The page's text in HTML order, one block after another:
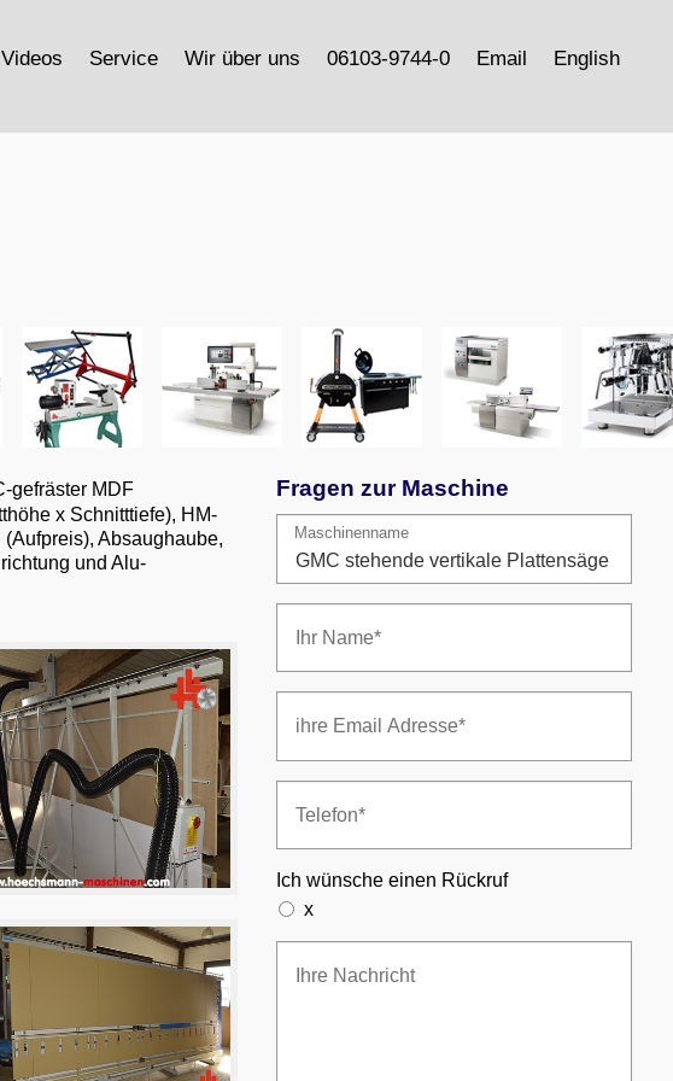
Videos Service Wir über uns 06103-9744-0 Email English
gefräster MDF
x Schnitttiefe), HM-
Absaughaube,
und Alu-
Fragen zur Maschine
Maschinenname
Ich wünsche einen Rückruf
x